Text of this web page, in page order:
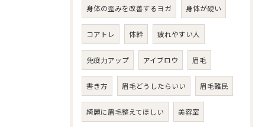
身体の歪みを改善するヨガ 身体が硬い
コアトレ 体幹 疲れやすい人
免疫力アップ アイブロウ 眉毛
書き方 眉毛どうしたらいい 眉毛難民
綺麗に眉毛整えてほしい 美容室